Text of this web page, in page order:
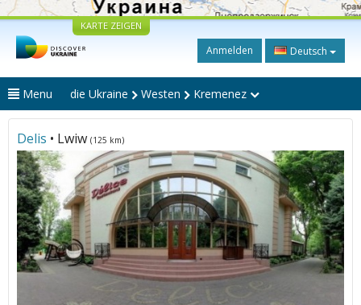
KARTE ZEIGEN
Anmelden Deutsch
Menu die Ukraine Westen Kremenez
Delis • Lwiw (125 km)